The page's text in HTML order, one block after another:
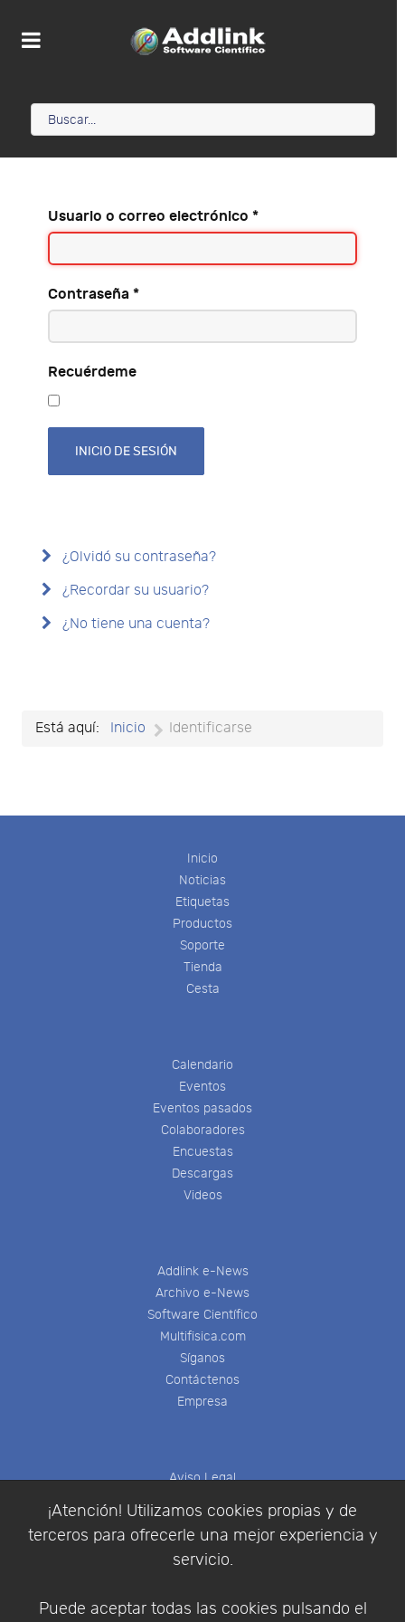
¡Atención! Utilizamos cookies propias y de
terceros para ofrecerle una mejor experiencia y
servicio.
Puede aceptar todas las cookies pulsando el
Usuario o correo electrónico *
Contraseña *
Recuérdeme
INICIO DE SESIÓN
¿Olvidó su contraseña?
¿Recordar su usuario?
¿No tiene una cuenta?
Está aquí: Inicio Identificarse
Inicio
Noticias
Etiquetas
Productos
Soporte
Tienda
Cesta
Calendario
Eventos
Eventos pasados
Colaboradores
Encuestas
Descargas
Videos
Addlink e-News
Archivo e-News
Software Científico
Multifisica.com
Síganos
Contáctenos
Empresa
Aviso Legal
Política de Privacidad
Condiciones de compra
Identificarse